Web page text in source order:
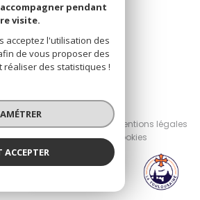
LA TOULOUSAINE
| Tous droits réservés
Nos partenaires
Mentions légales
Politique RGPD Cookies
par :
pendant
visite.
acceptez l'utilisation des
de vous proposer des
des statistiques !